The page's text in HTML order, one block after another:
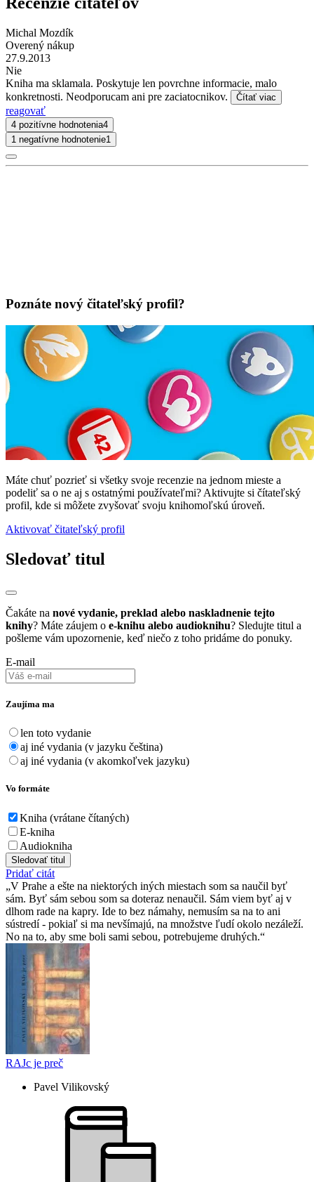
Michal Mozdík
Overený nákup
27.9.2013
Nie
Kniha ma sklamala. Poskytuje len povrchne informacie, malo
konkretnosti. Neodporucam ani pre zaciatocnikov.
Čítať viac
reagovať
4 pozitívne hodnotenia4
1 negatívne hodnotenie1
Poznáte nový čitateľský profil?
Máte chuť pozrieť si všetky svoje recenzie na jednom mieste a
podeliť sa o ne aj s ostatnými používateľmi? Aktivujte si čítateľský
profil, kde si môžete zvyšovať svoju knihomoľskú úroveň.
Aktivovať čitateľský profil
Sledovať titul
Čakáte na nové vydanie, preklad alebo naskladnenie tejto
knihy? Máte záujem o e-knihu alebo audioknihu? Sledujte titul a
pošleme vám upozornenie, keď niečo z toho pridáme do ponuky.
E-mail
Zaujíma ma
len toto vydanie
aj iné vydania (v jazyku čeština)
aj iné vydania (v akomkoľvek jazyku)
Vo formáte
Kniha (vrátane čítaných)
E-kniha
Audiokniha
Sledovať titul
Pridať citát
V Prahe a ešte na niektorých iných miestach som sa naučil byť
sám. Byť sám sebou som sa doteraz nenaučil. Sám viem byť aj v
dlhom rade na kapry. Ide to bez námahy, nemusím sa na to ani
sústredí - pokiaľ si ma nevšímajú, na množstve ľudí okolo nezáleží.
No na to, aby sme boli sami sebou, potrebujeme druhých.
RAJc je preč
Pavel Vilikovský